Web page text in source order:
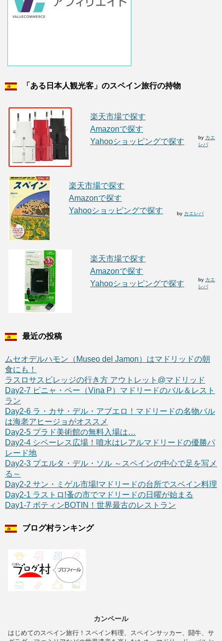
「ある日本人観光客」のスペイン旅行の持物
楽天市場で探す
Amazonで探す
Yahooショッピングで探す
by カエ
レバ
楽天市場で探す
Amazonで探す
Yahooショッピングで探す
by カエレバ
楽天市場で探す
Amazonで探す
Yahooショッピングで探す
by カエ
レバ
最近の投稿
ムセオデルハモン（Museo del Jamon）はマドリッドの朝
食にも！
ラスロサスビレッジの行き方 アウトレット@マドリッド
Day2-7 ビニャ・ペー（Vina P）マドリードのバル＆レスト
ラン
Day2-6 ラ・カサ・デル・アブエロ！マドリードの名物バル
は海老アヒージョがオススメ
Day2-5 プラド美術館の無料入場は…
Day2-4 シベーレス広場！噴水はレアルマドリードの優勝パ
レード地
Day2-3 プエルタ・デル・ソル ～スペインの中心で足を写メ
る～
Day2-2 サン・ミゲル市場!マドリードの台所でスペイン料理
Day2-1 ラストロ!蚤の市でマドリードの日曜が始まる
Day1-7 ボティンBOTIN！世界最古のレストラン
ブログ村ランキング
カンペール
はじめてのスペイン旅行！スペイン料理、スペインサッカー、闘牛、サ